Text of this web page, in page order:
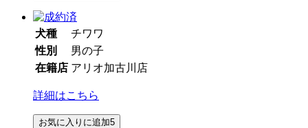
犬種
チワワ
性別
男の子
在籍店 アリオ加古川店
詳細はこちら
お気に入りに追加5